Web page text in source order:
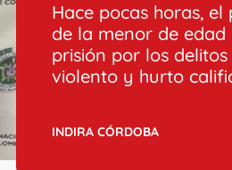
Hace pocas horas,
de la menor de
prisión por los
violento y hurto
INDIRA CÓRDOBA